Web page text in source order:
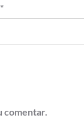
*
comentar.